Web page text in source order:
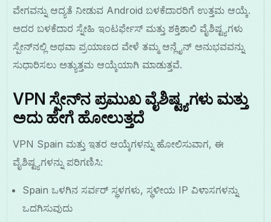
ವೇಗವನ್ನು ಆದ್ಯತೆ ನೀಡುವ Android ಬಳಕೆದಾರರಿಗೆ ಉತ್ತಮ ಆಯ್ಕೆ.
ಅದರ ಬಳಕೆದಾರ ಸ್ನೇಹಿ ಇಂಟರ್ಫೇಸ್ ಮತ್ತು ಶಕ್ತಿಶಾಲಿ ವೈಶಿಷ್ಟ್ಯಗಳು
ಸ್ಪೇನ್‌ನಲ್ಲಿ ಅಥವಾ ಪ್ರಯಾಣದ ವೇಳೆ ತಮ್ಮ ಆನ್ಲೈನ್ ಅನುಭವವನ್ನು
ಸುಧಾರಿಸಲು ಅತ್ಯುತ್ತಮ ಆಯ್ಕೆಯಾಗಿ ಮಾಡುತ್ತವೆ.
VPN ಸ್ಪೇನ್‌ನ ಪ್ರಮುಖ ವೈಶಿಷ್ಟ್ಯಗಳು ಮತ್ತು
ಅದು ಹೇಗೆ ಹೋಲುತ್ತದೆ
VPN Spain ಮತ್ತು ಇತರ ಆಯ್ಕೆಗಳನ್ನು ಹೋಲಿಸುವಾಗ, ಈ
ವೈಶಿಷ್ಟ್ಯಗಳನ್ನು ಪರಿಗಣಿಸಿ:
Spain ಒಳಗಿನ ಸರ್ವರ್ ಸ್ಥಳಗಳು, ಸ್ಥಳೀಯ IP ವಿಳಾಸಗಳನ್ನು
ಒದಗಿಸುವುದು